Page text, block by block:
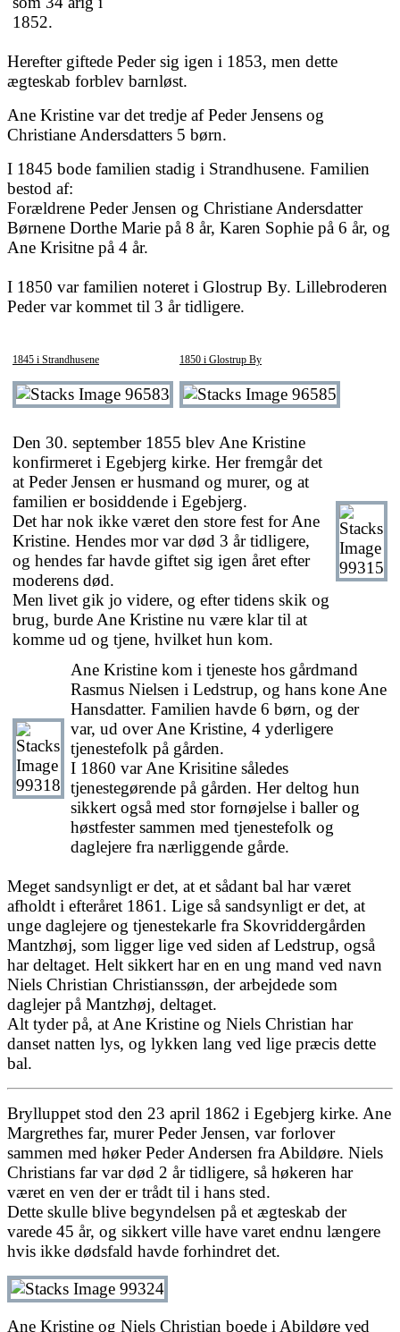
1852.
Herefter giftede Peder sig igen i 1853, men dette
ægteskab forblev barnløst.
Ane Kristine var det tredje af Peder Jensens og
Christiane Andersdatters 5 børn.
I 1845 bode familien stadig i Strandhusene. Familien
bestod af:
Forældrene Peder Jensen og Christiane Andersdatter
Børnene Dorthe Marie på 8 år, Karen Sophie på 6 år, og
Ane Krisitne på 4 år.
I 1850 var familien noteret i Glostrup By. Lillebroderen
Peder var kommet til 3 år tidligere.
1845 i Strandhusene 1850 i Glostrup By
Den 30. september 1855 blev Ane Kristine
konfirmeret i Egebjerg kirke. Her fremgår det
at Peder Jensen er husmand og murer, og at
familien er bosiddende i Egebjerg.
Det har nok ikke været den store fest for Ane
Kristine. Hendes mor var død 3 år tidligere,
og hendes far havde giftet sig igen året efter
moderens død.
Men livet gik jo videre, og efter tidens skik og
brug, burde Ane Kristine nu være klar til at
komme ud og tjene, hvilket hun kom.
Ane Kristine kom i tjeneste hos gårdmand
Rasmus Nielsen i Ledstrup, og hans kone Ane
Hansdatter. Familien havde 6 børn, og der
var, ud over Ane Kristine, 4 yderligere
tjenestefolk på gården.
I 1860 var Ane Krisitine således
tjenestegørende på gården. Her deltog hun
sikkert også med stor fornøjelse i baller og
høstfester sammen med tjenestefolk og
daglejere fra nærliggende gårde.
Meget sandsynligt er det, at et sådant bal har været
afholdt i efteråret 1861. Lige så sandsynligt er det, at
unge daglejere og tjenestekarle fra Skovriddergården
Mantzhøj, som ligger lige ved siden af Ledstrup, også
har deltaget. Helt sikkert har en en ung mand ved navn
Niels Christian Christianssøn, der arbejdede som
daglejer på Mantzhøj, deltaget.
Alt tyder på, at Ane Kristine og Niels Christian har
danset natten lys, og lykken lang ved lige præcis dette
bal.
Brylluppet stod den 23 april 1862 i Egebjerg kirke. Ane
Margrethes far, murer Peder Jensen, var forlover
sammen med høker Peder Andersen fra Abildøre. Niels
Christians far var død 2 år tidligere, så høkeren har
været en ven der er trådt til i hans sted.
Dette skulle blive begyndelsen på et ægteskab der
varede 45 år, og sikkert ville have varet endnu længere
hvis ikke dødsfald havde forhindret det.
Ane Kristine og Niels Christian boede i Abildøre ved